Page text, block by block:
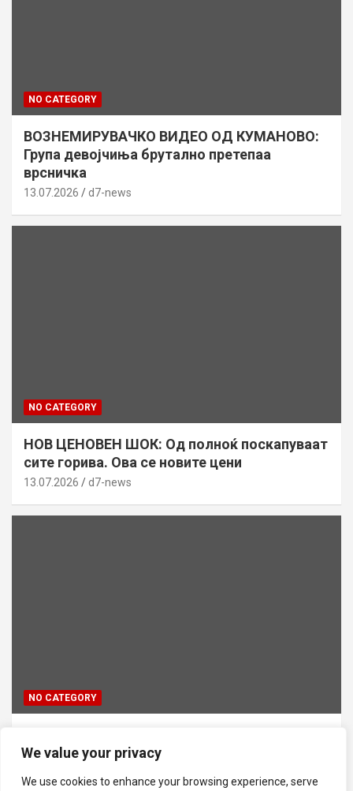
We value your privacy
We use cookies to enhance your browsing experience, serve
NO CATEGORY
ВОЗНЕМИРУВАЧКО ВИДЕО ОД КУМАНОВО:
Група девојчиња брутално претепаа
врсничка
13.07.2026 d7-news
NO CATEGORY
НОВ ЦЕНОВЕН ШОК: Од полноќ поскапуваат
сите горива. Ова се новите цени
13.07.2026 d7-news
NO CATEGORY
татко си откако ја нападнал неговата мајка